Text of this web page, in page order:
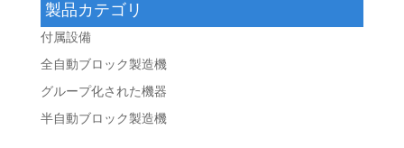
製品カテゴリ
付属設備
全自動ブロック製造機
グループ化された機器
半自動ブロック製造機